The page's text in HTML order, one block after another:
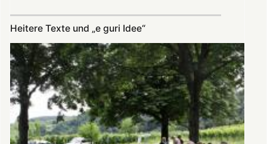
bimmelt
das
Glöckchen
wieder
Heitere Texte und „e guri Idee“